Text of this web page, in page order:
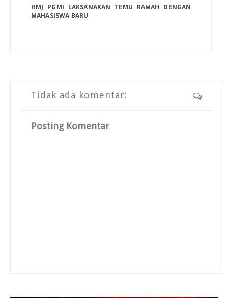
HMJ PGMI LAKSANAKAN TEMU RAMAH DENGAN
MAHASISWA BARU
Tidak ada komentar:
Posting Komentar